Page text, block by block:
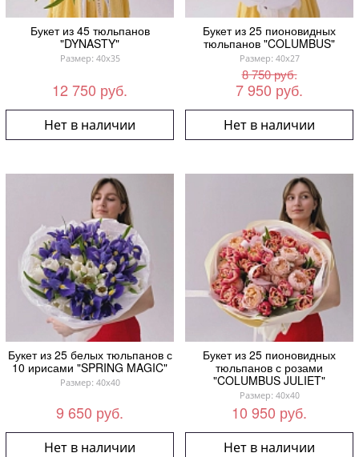
Букет из 45 тюльпанов
"DYNASTY"
Размер: 40x35
12 750 руб.
Нет в наличии
Букет из 25 пионовидных
тюльпанов "COLUMBUS"
Размер: 40x27
8 750 руб.
7 950 руб.
Нет в наличии
Букет из 25 белых тюльпанов с
10 ирисами "SPRING MAGIC"
Размер: 40x40
9 650 руб.
Нет в наличии
Букет из 25 пионовидных
тюльпанов с розами
"COLUMBUS JULIET"
Размер: 40x40
10 950 руб.
Нет в наличии